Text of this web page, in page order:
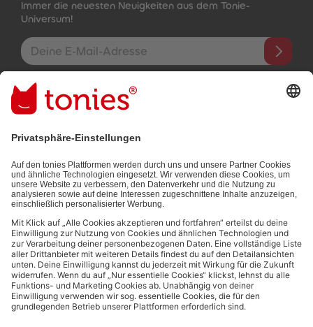
Immer die neuesten Neuigkeiten aus dem Tonie-
Universum!
E-Mail-Addresse
Mit dem Absenden abonnierst du unseren E-Mail-Newsletter, der
auf den von dir bereitgestellten Informationen (z.B. Account-
informationen) und den von dir zu Werbezwecken bereitgestellten
Datenschutzbestimmungen.
Bezahlmethoden:
Links zu sozialen Netzwerken